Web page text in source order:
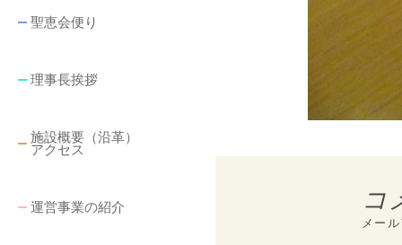
聖恵会便り
理事長挨拶
施設概要（沿革）
アクセス
運営事業の紹介 コ
メー